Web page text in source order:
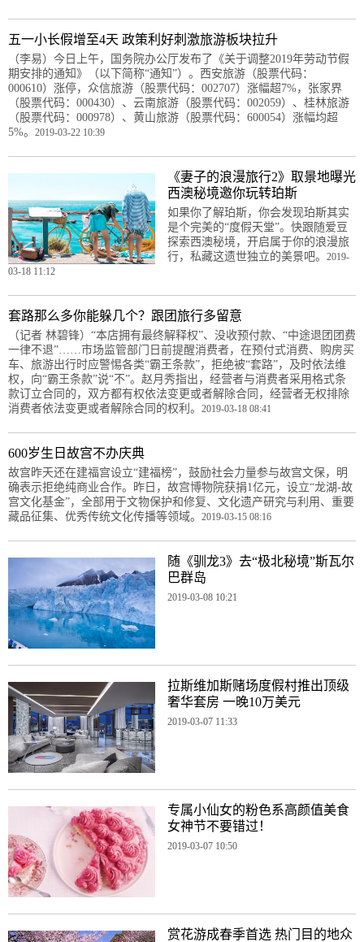
五一小长假增至4天 政策利好刺激旅游板块拉升
（李易）今日上午，国务院办公厅发布了《关于调整2019年劳动节假
期安排的通知》（以下简称“通知”）。西安旅游（股票代码：
000610）涨停，众信旅游（股票代码：002707）涨幅超7%，张家界
（股票代码：000430）、云南旅游（股票代码：002059）、桂林旅游
（股票代码：000978）、黄山旅游（股票代码：600054）涨幅均超
5%。 2019-03-22 10:39
《妻子的浪漫旅行2》取景地曝光
西澳秘境邀你玩转珀斯
如果你了解珀斯，你会发现珀斯其实
是个完美的“度假天堂”。快跟随爱豆
探索西澳秘境，开启属于你的浪漫旅
行，私藏这遗世独立的美景吧。 2019-
03-18 11:12
套路那么多你能躲几个？跟团旅行多留意
（记者 林碧锋）“本店拥有最终解释权”、没收预付款、“中途退团团费
一律不退”……市场监管部门日前提醒消费者，在预付式消费、购房买
车、旅游出行时应警惕各类“霸王条款”，拒绝被“套路”，及时依法维
权，向“霸王条款”说“不”。赵月秀指出，经营者与消费者采用格式条
款订立合同的，双方都有权依法变更或者解除合同，经营者无权排除
消费者依法变更或者解除合同的权利。 2019-03-18 08:41
600岁生日故宫不办庆典
故宫昨天还在建福宫设立“建福榜”，鼓励社会力量参与故宫文保，明
确表示拒绝纯商业合作。昨日，故宫博物院获捐1亿元，设立“龙湖-故
宫文化基金”，全部用于文物保护和修复、文化遗产研究与利用、重要
藏品征集、优秀传统文化传播等领域。 2019-03-15 08:16
随《驯龙3》去“极北秘境”斯瓦尔
巴群岛
2019-03-08 10:21
拉斯维加斯赌场度假村推出顶级
奢华套房 一晚10万美元
2019-03-07 11:33
专属小仙女的粉色系高颜值美食
女神节不要错过！
2019-03-07 10:50
赏花游成春季首选 热门目的地众